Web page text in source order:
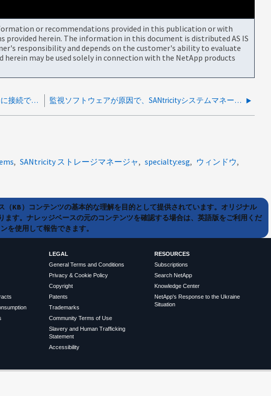
or recommendations provided in this publication or with
herein. The information in this document is distributed AS IS
responsibility and depends on the customer's ability to evaluate
may be used solely in connection with the NetApp products
従来の管理が無効な状態でSMcliがストレージに接続できない 監視ソフトウェアが原因で、SANtricityシステムマネージャーに連絡が取れない/応答がありません
SANtricity ストレージマネージャ specialty:esg
ウィンドウ
KB）コンテンツの基本的な理解を目的として提供されています。オリジナル
す。ナレッジベースの元のコンテンツを確認する場合は、英語版をご利用くだ
を使用して報告できます。
LEGAL
General Terms and Conditions
Privacy & Cookie Policy
Copyright
Patents
Trademarks
Community Terms of Use
Slavery and Human Trafficking
Statement
Accessibility
RESOURCES
Subscriptions
Search NetApp
Knowledge Center
NetApp's Response to the Ukraine
Situation